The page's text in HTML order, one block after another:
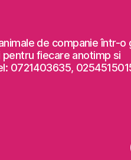
de companie într-o
fiecare anotimp si
0721403635,